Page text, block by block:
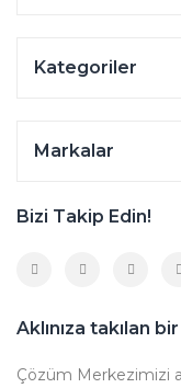
Kategoriler
Markalar
Bizi Takip Edin!
Aklınıza takılan
Çözüm Merkezimizi